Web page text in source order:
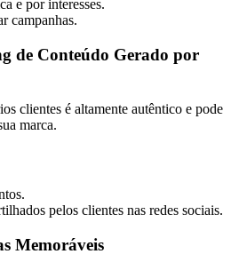
e por interesses.
campanhas.
de Conteúdo Gerado por
clientes é altamente autêntico e pode
marca.
pelos clientes nas redes sociais.
Memoráveis